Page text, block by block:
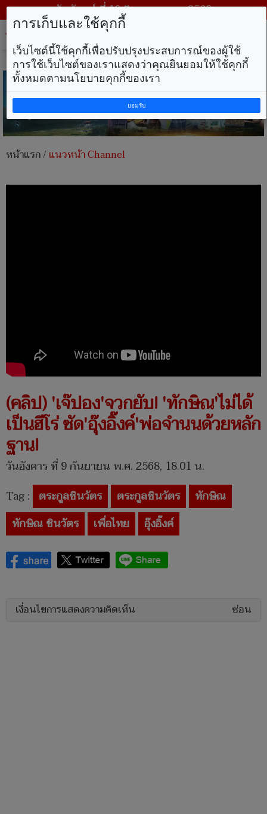
วันจันทร์ ที่ 10 สิงหาคม พ.ศ. 2569
หน้าแรก/แนวหน้า Channel
(คลิป) 'เจ๊ปอง'จวกยับ! 'ทักษิณ'ไม่ได้
เป็นฮีโร่ ซัด'อุ๊งอิ๊งค์'พ่อจำนนด้วยหลัก
ฐาน!
วันอังคาร ที่ 9 กันยายน พ.ศ. 2568, 18.01 น.
Tag : ตระกูลชินวัตร ตระกูลชินวัตร
ทักษิณ
ทักษิณ ชินวัตร
เพื่อไทย อุ๊งอิ๊งค์
เงื่อนไขการแสดงความคิดเห็น ซ่อน
การเก็บและใช้คุกกี้
เว็บไซต์นี้ใช้คุกกี้เพื่อปรับปรุงประสบการณ์ของผู้ใช้
การใช้เว็บไซต์ของเราแสดงว่าคุณยินยอมให้ใช้คุกกี้
ทั้งหมดตามนโยบายคุกกี้ของเรา
ยอมรับ